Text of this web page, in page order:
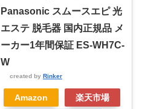
Panasonic スムースエピ 光
エステ 脱毛器 国内正規品 メ
ーカー1年間保証 ES-WH7C-
W
created by Rinker
Amazon 楽天市場